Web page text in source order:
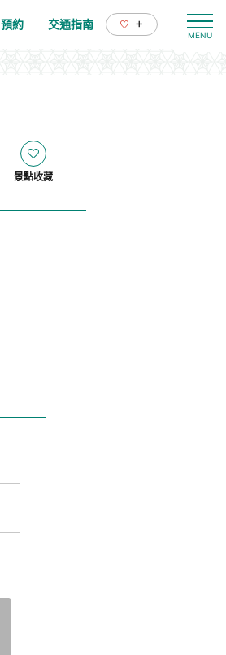
預約 交通指南 +
景點收藏